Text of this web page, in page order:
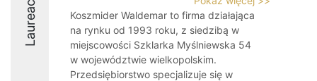
Laureaci
Koszmider Waldemar to firma działająca
na rynku od 1993 roku, z siedzibą w
miejscowości Szklarka Myślniewska 54
w województwie wielkopolskim.
Przedsiębiorstwo specjalizuje się w